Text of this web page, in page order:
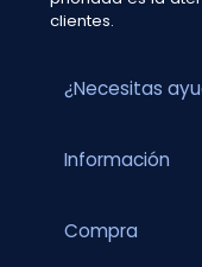
clientes.
¿Necesitas
Información
Compra